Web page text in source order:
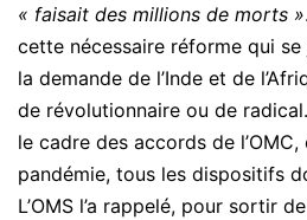
« faisait des millions de morts »
cette nécessaire réforme qui se
la demande de l’Inde et de
de révolutionnaire ou de
le cadre des accords de
pandémie, tous les dispositifs
L’OMS l’a rappelé, pour sortir